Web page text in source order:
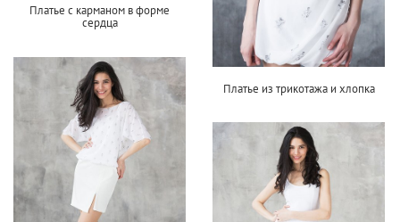
Платье с карманом в форме
сердца
Платье из трикотажа и хлопка